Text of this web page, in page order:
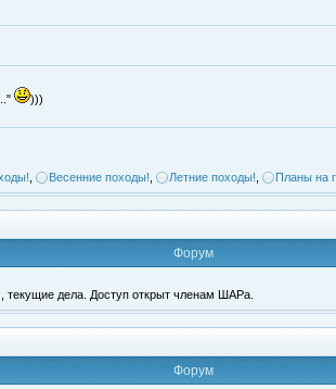
)))
Весенние походы! Летние походы! Планы на
Форум
текущие дела. Доступ открыт членам ШАРа.
Форум